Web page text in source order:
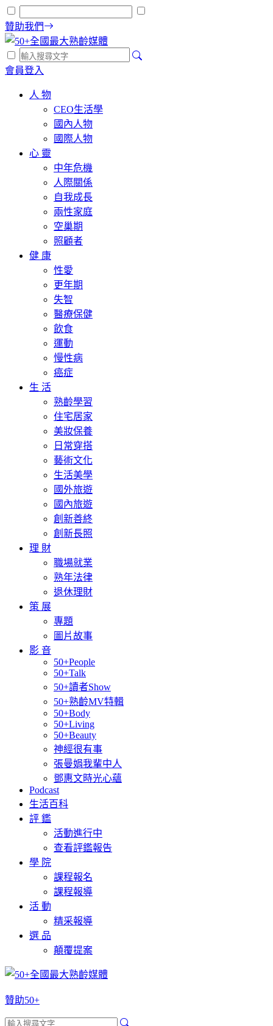
贊助我們
會員登入
人 物
CEO生活學
國內人物
國際人物
心 靈
中年危機
人際關係
自我成長
兩性家庭
空巢期
照顧者
健 康
性愛
更年期
失智
醫療保健
飲食
運動
慢性病
癌症
生 活
熟齡學習
住宅居家
美妝保養
日常穿搭
藝術文化
生活美學
國外旅遊
國內旅遊
創新善終
創新長照
理 財
職場就業
熟年法律
退休理財
策 展
專題
圖片故事
影 音
50+People
50+Talk
50+讀者Show
50+熟齡MV特輯
50+Body
50+Living
50+Beauty
神經很有事
張曼娟我輩中人
鄧惠文時光心蘊
Podcast
生活百科
評 鑑
活動進行中
查看評鑑報告
學 院
課程報名
課程報導
活 動
精采報導
選 品
顛覆提案
贊助50+